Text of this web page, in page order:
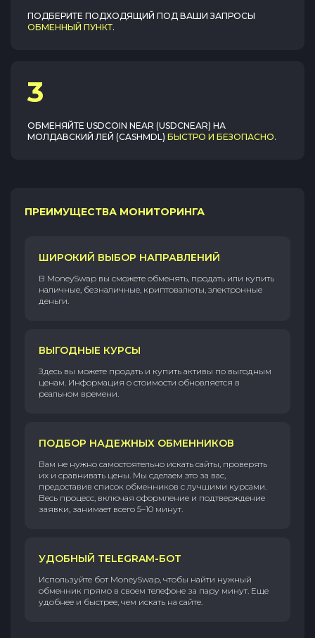
ПОДБЕРИТЕ ПОДХОДЯЩИЙ ПОД ВАШИ ЗАПРОСЫ
ОБМЕННЫЙ ПУНКТ.
3
ОБМЕНЯЙТЕ USDCOIN NEAR (USDCNEAR) НА
МОЛДАВСКИЙ ЛЕЙ (CASHMDL) БЫСТРО И БЕЗОПАСНО.
ПРЕИМУЩЕСТВА МОНИТОРИНГА
ШИРОКИЙ ВЫБОР НАПРАВЛЕНИЙ
В MoneySwap вы сможете обменять, продать или купить
наличные, безналичные, криптовалюты, электронные
деньги.
ВЫГОДНЫЕ КУРСЫ
Здесь вы можете продать и купить активы по выгодным
ценам. Информация о стоимости обновляется в
реальном времени.
ПОДБОР НАДЕЖНЫХ ОБМЕННИКОВ
Вам не нужно самостоятельно искать сайты, проверять
их и сравнивать цены. Мы сделаем это за вас,
предоставив список обменников с лучшими курсами.
Весь процесс, включая оформление и подтверждение
заявки, занимает всего 5–10 минут.
УДОБНЫЙ TELEGRAM-БОТ
Используйте бот MoneySwap, чтобы найти нужный
обменник прямо в своем телефоне за пару минут. Еще
удобнее и быстрее, чем искать на сайте.